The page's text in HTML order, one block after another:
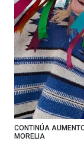
CONTINÚA
MORELIA